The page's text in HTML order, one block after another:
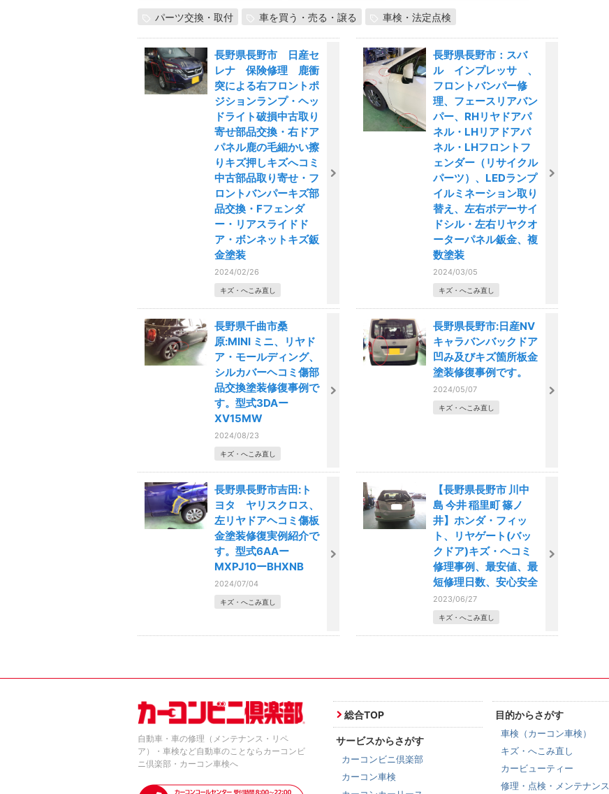
パーツ交換・取付 車を買う・売る・譲る 車検・法定点検
長野県長野市 日産セ
レナ 保険修理 鹿衝
突による右フロントポ
ジションランプ・ヘッ
ドライト破損中古取り
寄せ部品交換・右ドア
パネル鹿の毛細かい擦
りキズ押しキズへコミ
中古部品取り寄せ・フ
ロントバンパーキズ部
品交換・Fフェンダ
ー・リアスライドド
ア・ボンネットキズ鈑
金塗装
2024/02/26
キズ・へこみ直し
長野県長野市：スバ
ル インプレッサ 、
フロントバンパー修
理、フェースリアバン
パー、RHリヤドアパ
ネル・LHリアドアパ
ネル・LHフロントフ
ェンダー（リサイクル
パーツ）、LEDランプ
イルミネーション取り
替え、左右ボデーサイ
ドシル・左右リヤクオ
ーターパネル鈑金、複
数塗装
2024/03/05
キズ・へこみ直し
長野県千曲市桑
原:MINI ミニ、リヤド
ア・モールディング、
シルカバーヘコミ傷部
品交換塗装修復事例で
す。型式3DAー
XV15MW
2024/08/23
キズ・へこみ直し
長野県長野市:日産NV
キャラバンバックドア
凹み及びキズ箇所板金
塗装修復事例です。
2024/05/07
キズ・へこみ直し
長野県長野市吉田:ト
ヨタ ヤリスクロス、
左リヤドアヘコミ傷板
金塗装修復実例紹介で
す。型式6AAー
MXPJ10ーBHXNB
2024/07/04
キズ・へこみ直し
【長野県長野市 川中
島 今井 稲里町 篠ノ
井】ホンダ・フィッ
ト、リヤゲート(バッ
クドア)キズ・ヘコミ
修理事例、最安値、最
短修理日数、安心安全
2023/06/27
キズ・へこみ直し
自動車・車の修理（メンテナンス・リペ
ア）・車検など自動車のことならカーコンビ
ニ倶楽部・カーコン車検へ
総合TOP
サービスからさがす
カーコンビニ倶楽部
カーコン車検
目的からさがす
車検（カーコン車検）
キズ・へこみ直し
カービューティー
修理・点検・メンテナンス